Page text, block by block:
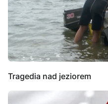
Tragedia nad jeziorem